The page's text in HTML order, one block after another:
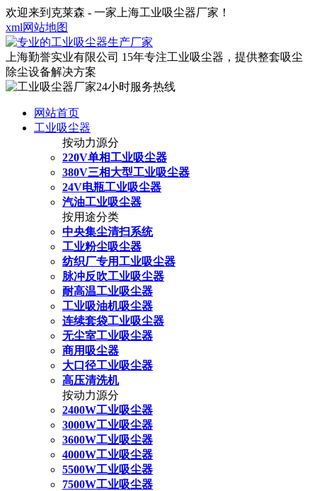
欢迎来到克莱森 - 一家上海工业吸尘器厂家！
xml网站地图
上海勤誉实业有限公司 15年专注工业吸尘器，提供整套吸尘
除尘设备解决方案
网站首页
工业吸尘器
按动力源分
220V单相工业吸尘器
380V三相大型工业吸尘器
24V电瓶工业吸尘器
汽油工业吸尘器
按用途分类
中央集尘清扫系统
工业粉尘吸尘器
纺织厂专用工业吸尘器
脉冲反吹工业吸尘器
耐高温工业吸尘器
工业吸油机吸尘器
连续套袋工业吸尘器
无尘室工业吸尘器
商用吸尘器
大口径工业吸尘器
高压清洗机
按动力源分
2400W工业吸尘器
3000W工业吸尘器
3600W工业吸尘器
4000W工业吸尘器
5500W工业吸尘器
7500W工业吸尘器